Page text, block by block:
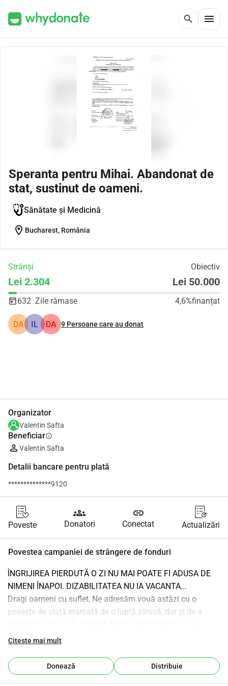
search menu
Speranta pentru Mihai. Abandonat de
stat, sustinut de oameni.
Sănătate și Medicină
location_on Bucharest, România
Strânși Obiectiv
Lei 2.304 Lei 50.000
632 Zile rămase 4,6%finanțat
DA IL DA 9 Persoane care au donat
Organizator
Valentin Safta
Beneficiarinfo
Valentin Safta
Detalii bancare pentru plată
**************9120
Poveste
groups
Donatori
link
Conectat Actualizări
Povestea campaniei de strângere de fonduri
ÎNGRIJIREA PIERDUTĂ O ZI NU MAI POATE FI ADUSA DE
NIMENI ÎNAPOI. DIZABILITATEA NU IA VACANTA...
Dragi oameni cu suflet, Ne adresăm vouă astăzi cu o
poveste de viață marcată de o luptă zilnică, dar și de o
născut cu o afecțiune genetică rară și extrem de complexă:
simplu diagnostic, ci un cumul dureros de boli asociate
care îi afectează sever fiecare aspect al vieții de zi cu zi. Pe
Citeste mai mult
Donează Distribuie